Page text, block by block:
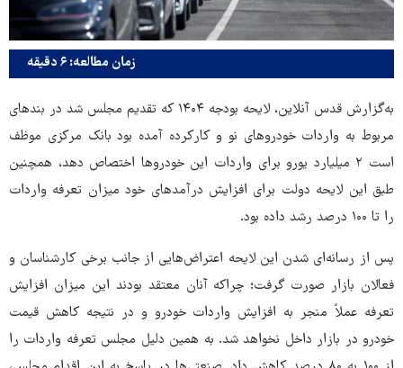
زمان مطالعه: ۶ دقیقه
به‌گزارش قدس آنلاین، لایحه بودجه ۱۴۰۴ که تقدیم مجلس شد در بندهای
مربوط به ‌واردات خودروهای نو و کارکرده آمده بود بانک مرکزی موظف
است ۲ میلیارد یورو برای واردات این خودروها اختصاص دهد، همچنین
طبق این لایحه دولت برای افزایش درآمدهای خود میزان تعرفه واردات
را تا ۱۰۰ درصد رشد داده بود.
​​​​​​​پس از رسانه‌ای شدن این لایحه اعتراض‌هایی از جانب برخی کارشناسان و
فعالان بازار صورت گرفت؛ چراکه آنان معتقد بودند این میزان افزایش
تعرفه عملاً منجر به‌ افزایش واردات خودرو و در نتیجه کاهش قیمت
خودرو در بازار داخل نخواهد شد. به‌ همین دلیل مجلس تعرفه واردات را